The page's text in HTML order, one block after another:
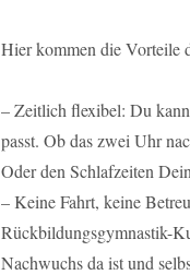
Hier kommen die Vorteile
– Zeitlich flexibel: Du
passt. Ob das zwei Uhr
Oder den Schlafzeiten
– Keine Fahrt, keine
Rückbildungsgymnastik-
Nachwuchs da ist und